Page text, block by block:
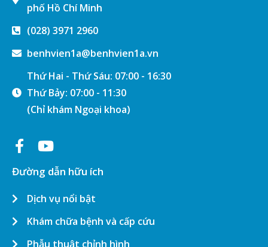
phố Hồ Chí Minh
(028) 3971 2960
benhvien1a@benhvien1a.vn
Thứ Hai - Thứ Sáu: 07:00 - 16:30
Thứ Bảy: 07:00 - 11:30
(Chỉ khám Ngoại khoa)
Đường dẫn hữu ích
Dịch vụ nổi bật
Khám chữa bệnh và cấp cứu
Phẫu thuật chỉnh hình